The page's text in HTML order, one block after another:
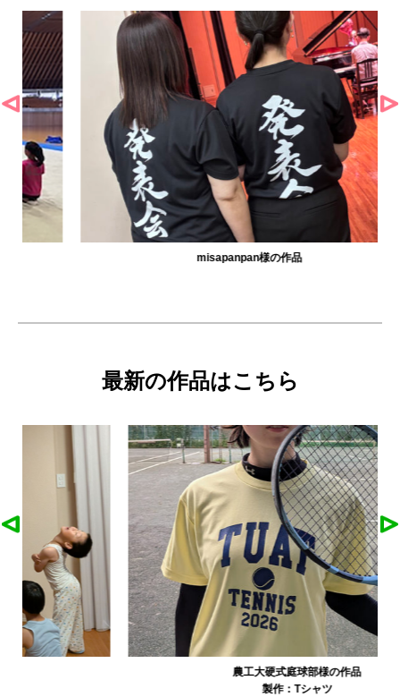
misapanpan様の作品
最新の作品はこちら
農工大硬式庭球部様の作品